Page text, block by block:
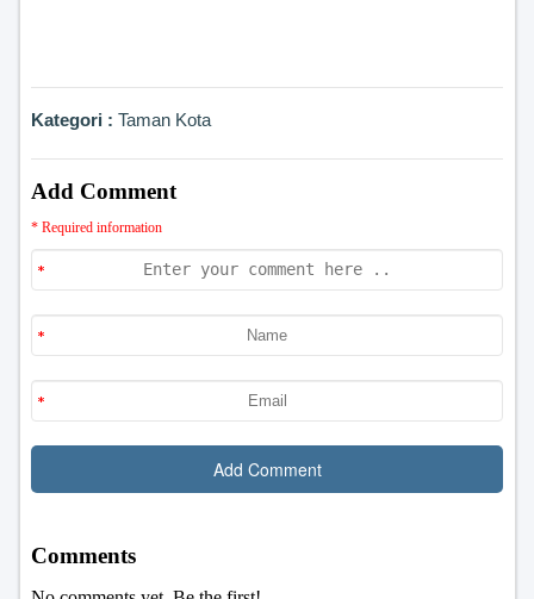
Kategori : Taman Kota